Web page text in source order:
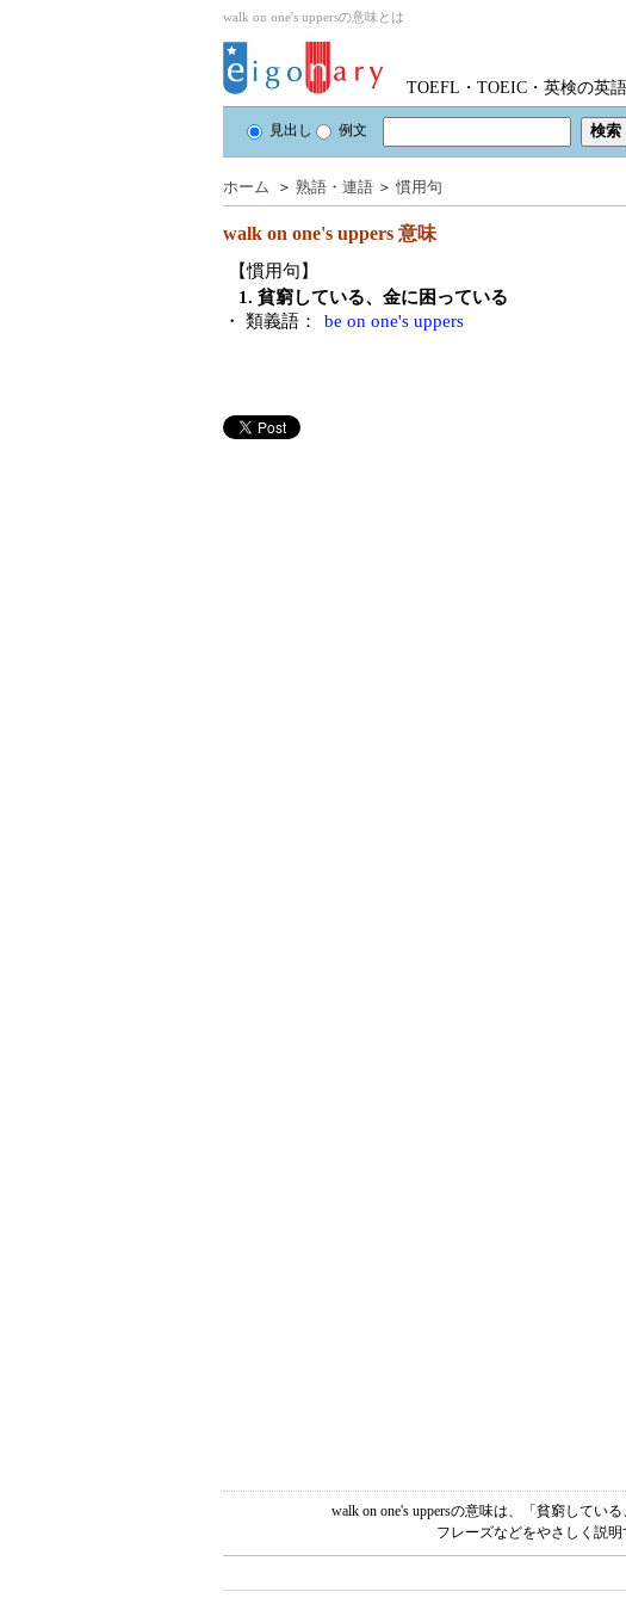
walk on one's uppersの意味とは
TOEFL・TOEIC・英検の英
見出し 例文
ホーム ＞ 熟語・連語 ＞ 慣用句
walk on one's uppers 意味
【慣用句】
1. 貧窮している、金に困っている
・ 類義語：
be on one's uppers
walk on one's uppersの意味は、「貧窮してい
フレーズなどをやさしく説